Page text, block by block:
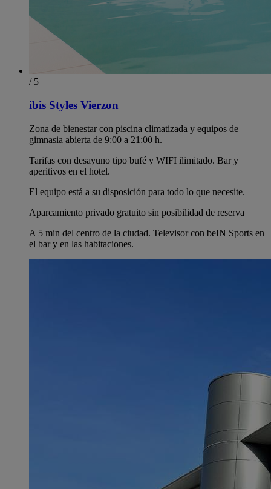
/ 5
ibis Styles Vierzon
Zona de bienestar con piscina climatizada y equipos de
gimnasia abierta de 9:00 a 21:00 h.
Tarifas con desayuno tipo bufé y WIFI ilimitado. Bar y
aperitivos en el hotel.
El equipo está a su disposición para todo lo que necesite.
Aparcamiento privado gratuito sin posibilidad de reserva
A 5 min del centro de la ciudad. Televisor con beIN Sports en
el bar y en las habitaciones.